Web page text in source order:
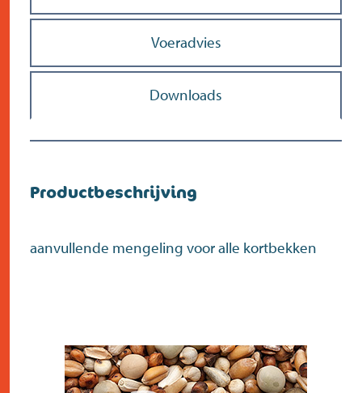
Voeradvies
Downloads
Productbeschrijving
aanvullende mengeling voor alle kortbekken